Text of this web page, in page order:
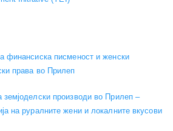
финансиска писменост и женски
права во Прилеп
производи во Прилеп –
на руралните жени и локалните вкусови